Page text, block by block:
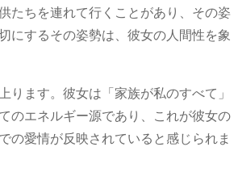
たちを連れて行くことがあり、その姿
にするその姿勢は、彼女の人間性を象
ます。彼女は「家族が私のすべて」
のエネルギー源であり、これが彼女の
の愛情が反映されていると感じられま